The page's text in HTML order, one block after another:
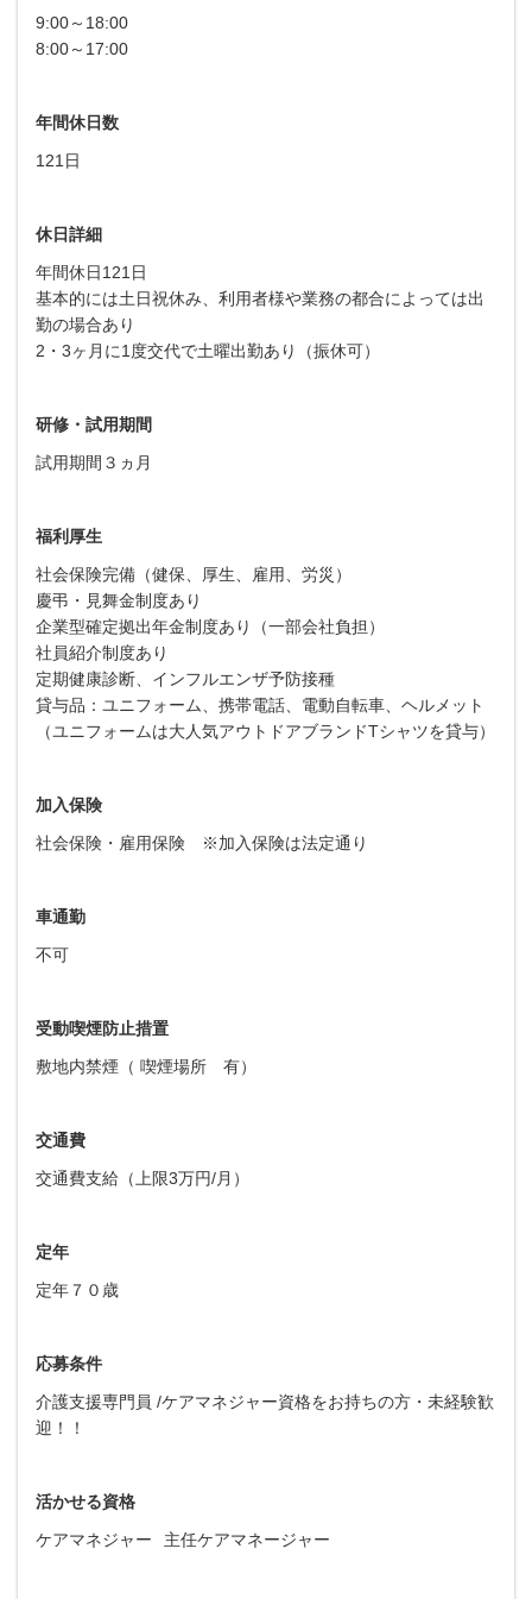
9:00～18:00
8:00～17:00
年間休日数
121日
休日詳細
年間休日121日
基本的には土日祝休み、利用者様や業務の都合によっては出
勤の場合あり
2・3ヶ月に1度交代で土曜出勤あり（振休可）
研修・試用期間
試用期間３ヵ月
福利厚生
社会保険完備（健保、厚生、雇用、労災）
慶弔・見舞金制度あり
企業型確定拠出年金制度あり（一部会社負担）
社員紹介制度あり
定期健康診断、インフルエンザ予防接種
貸与品：ユニフォーム、携帯電話、電動自転車、ヘルメット
（ユニフォームは大人気アウトドアブランドTシャツを貸与）
加入保険
社会保険・雇用保険 ※加入保険は法定通り
車通勤
不可
受動喫煙防止措置
敷地内禁煙（ 喫煙場所 有）
交通費
交通費支給（上限3万円/月）
定年
定年７０歳
応募条件
介護支援専門員 /ケアマネジャー資格をお持ちの方・未経験歓
迎！！
活かせる資格
ケアマネジャー
主任ケアマネージャー